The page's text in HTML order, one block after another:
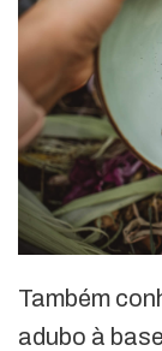
Também
adubo à